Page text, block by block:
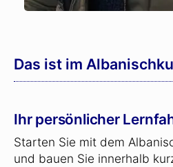
Das ist im
Ihr persönlicher
Starten Sie mit dem
und bauen Sie innerhalb